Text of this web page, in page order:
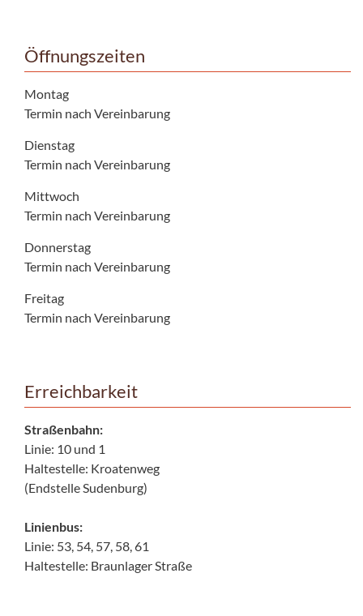
Öffnungszeiten
Montag
Termin nach Vereinbarung
Dienstag
Termin nach Vereinbarung
Mittwoch
Termin nach Vereinbarung
Donnerstag
Termin nach Vereinbarung
Freitag
Termin nach Vereinbarung
Erreichbarkeit
Straßenbahn:
Linie: 10 und 1
Haltestelle: Kroatenweg
(Endstelle Sudenburg)
Linienbus:
Linie: 53, 54, 57, 58, 61
Haltestelle: Braunlager Straße